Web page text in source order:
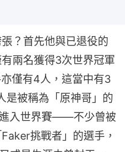
？首先他與已退役的
兩名獲得3次世界冠軍
僅有4人，這當中有3
是被稱為「原神哥」的
入世界賽——不少曾被
挑戰者」的選手，